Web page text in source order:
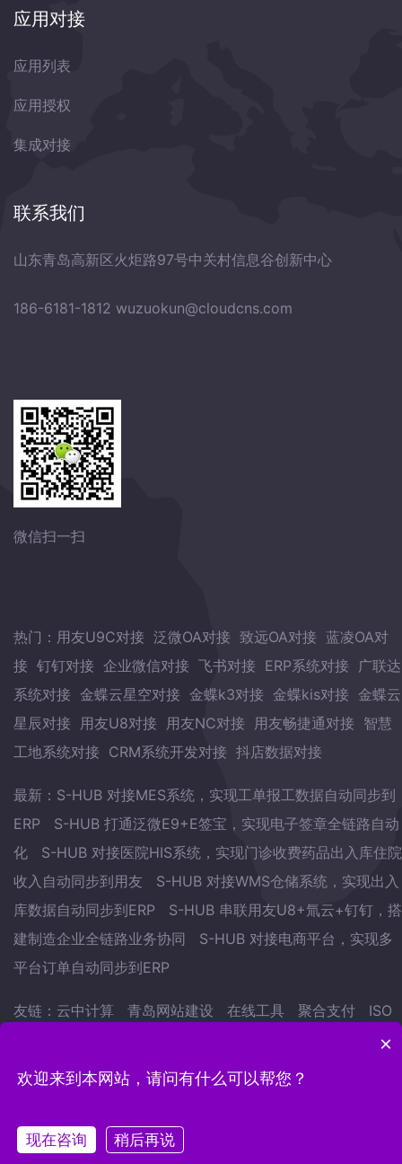
应用对接
应用列表
应用授权
集成对接
联系我们
山东青岛高新区火炬路97号中关村信息谷创新中心
186-6181-1812 wuzuokun@cloudcns.com
微信扫一扫
热门： 用友U9C对接 泛微OA对接 致远OA对接 蓝凌OA对
接 钉钉对接 企业微信对接 飞书对接 ERP系统对接 广联达
系统对接 金蝶云星空对接 金蝶k3对接 金蝶kis对接 金蝶云
星辰对接 用友U8对接 用友NC对接 用友畅捷通对接 智慧
工地系统对接 CRM系统开发对接 抖店数据对接
最新： S-HUB 对接MES系统，实现工单报工数据自动同步到
ERP
S-HUB 打通泛微E9+E签宝，实现电子签章全链路自动
化
S-HUB 对接医院HIS系统，实现门诊收费药品出入库住院
收入自动同步到用友
S-HUB 对接WMS仓储系统，实现出入
库数据自动同步到ERP
S-HUB 串联用友U8+氚云+钉钉，搭
建制造企业全链路业务协同
S-HUB 对接电商平台，实现多
平台订单自动同步到ERP
友链： 云中计算 青岛网站建设 在线工具 聚合支付
ISO
地表水监测
站
所有鲁ICP备15007441号-12
×
欢迎来到本网站，请问有什么可以帮您？
现在咨询 稍后再说